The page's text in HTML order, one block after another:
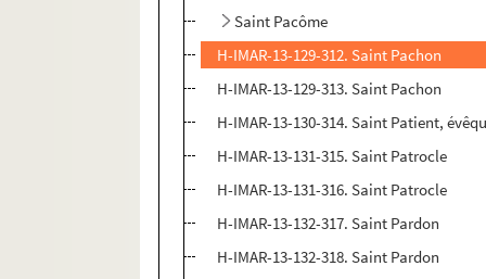
Saint Pacôme
H-IMAR-13-129-312. Saint Pachon
H-IMAR-13-129-313. Saint Pachon
H-IMAR-13-130-314. Saint Patient,
H-IMAR-13-131-315. Saint Patrocle
H-IMAR-13-131-316. Saint Patrocle
H-IMAR-13-132-317. Saint Pardon
H-IMAR-13-132-318. Saint Pardon